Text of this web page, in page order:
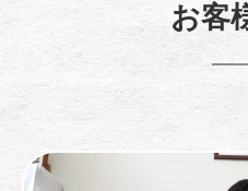
お客